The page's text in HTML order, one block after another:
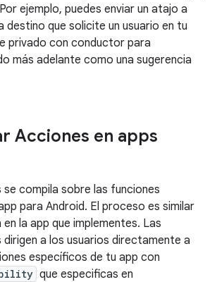
ejemplo, puedes enviar un atajo a
destino que solicite un usuario en tu
privado con conductor para
más adelante como una sugerencia
Acciones en apps
se compila sobre las funciones
para Android. El proceso es similar
la app que implementes. Las
dirigen a los usuarios directamente a
específicos de tu app con
que especificas en